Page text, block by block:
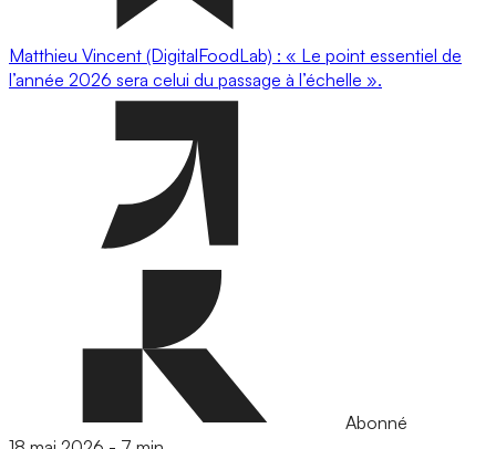
Matthieu Vincent (DigitalFoodLab) : « Le point essentiel de
l’année 2026 sera celui du passage à l’échelle ».
Abonné